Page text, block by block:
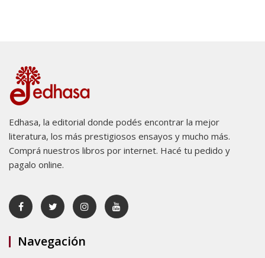
Edhasa, la editorial donde podés encontrar la mejor
literatura, los más prestigiosos ensayos y mucho más.
Comprá nuestros libros por internet. Hacé tu pedido y
pagalo online.
Navegación